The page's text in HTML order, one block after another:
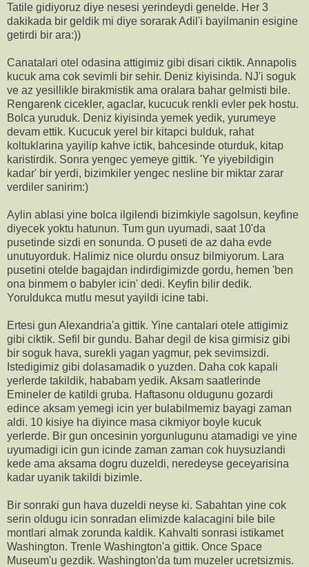
Tatile gidiyoruz diye nesesi yerindeydi genelde. Her 3
dakikada bir geldik mi diye sorarak Adil'i bayilmanin esigine
getirdi bir ara:))
Canatalari otel odasina attigimiz gibi disari ciktik. Annapolis
kucuk ama cok sevimli bir sehir. Deniz kiyisinda. NJ'i soguk
ve az yesillikle birakmistik ama oralara bahar gelmisti bile.
Rengarenk cicekler, agaclar, kucucuk renkli evler pek hostu.
Bolca yuruduk. Deniz kiyisinda yemek yedik, yurumeye
devam ettik. Kucucuk yerel bir kitapci bulduk, rahat
koltuklarina yayilip kahve ictik, bahcesinde oturduk, kitap
karistirdik. Sonra yengec yemeye gittik. 'Ye yiyebildigin
kadar' bir yerdi, bizimkiler yengec nesline bir miktar zarar
verdiler sanirim:)
Aylin ablasi yine bolca ilgilendi bizimkiyle sagolsun, keyfine
diyecek yoktu hatunun. Tum gun uyumadi, saat 10'da
pusetinde sizdi en sonunda. O puseti de az daha evde
unutuyorduk. Halimiz nice olurdu onsuz bilmiyorum. Lara
pusetini otelde bagajdan indirdigimizde gordu, hemen 'ben
ona binmem o babyler icin' dedi. Keyfin bilir dedik.
Yoruldukca mutlu mesut yayildi icine tabi.
Ertesi gun Alexandria'a gittik. Yine cantalari otele attigimiz
gibi ciktik. Sefil bir gundu. Bahar degil de kisa girmisiz gibi
bir soguk hava, surekli yagan yagmur, pek sevimsizdi.
Istedigimiz gibi dolasamadik o yuzden. Daha cok kapali
yerlerde takildik, hababam yedik. Aksam saatlerinde
Emineler de katildi gruba. Haftasonu oldugunu gozardi
edince aksam yemegi icin yer bulabilmemiz bayagi zaman
aldi. 10 kisiye ha diyince masa cikmiyor boyle kucuk
yerlerde. Bir gun oncesinin yorgunlugunu atamadigi ve yine
uyumadigi icin gun icinde zaman zaman cok huysuzlandi
kede ama aksama dogru duzeldi, neredeyse geceyarisina
kadar uyanik takildi bizimle.
Bir sonraki gun hava duzeldi neyse ki. Sabahtan yine cok
serin oldugu icin sonradan elimizde kalacagini bile bile
montlari almak zorunda kaldik. Kahvalti sonrasi istikamet
Washington. Trenle Washington'a gittik. Once Space
Museum'u gezdik. Washington'da tum muzeler ucretsizmis.